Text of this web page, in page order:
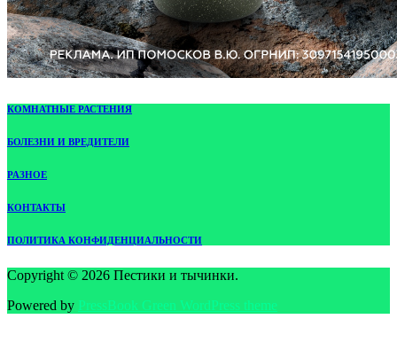
КОМНАТНЫЕ РАСТЕНИЯ
БОЛЕЗНИ И ВРЕДИТЕЛИ
РАЗНОЕ
КОНТАКТЫ
ПОЛИТИКА КОНФИДЕНЦИАЛЬНОСТИ
Copyright © 2026 Пестики и тычинки.
Powered by PressBook Green WordPress theme